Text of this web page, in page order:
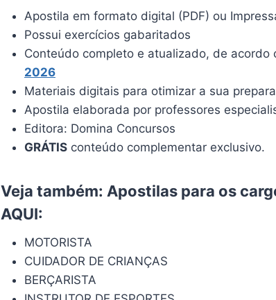
Apostila em formato digital (PDF) ou
Possui exercícios gabaritados
Conteúdo completo e atualizado, de acordo
2026
Materiais digitais para otimizar a sua
Apostila elaborada por professores
Editora: Domina Concursos
GRÁTIS conteúdo complementar exclusivo.
Veja também: Apostilas para os
AQUI:
MOTORISTA
CUIDADOR DE CRIANÇAS
BERÇARISTA